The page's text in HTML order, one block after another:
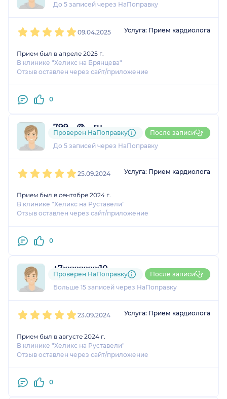
До 5 записей через НаПоправку
09.04.2025 Услуга: Прием кардиолога
Прием был в апреле 2025 г.
В клинике "Хеликс на Брянцева"
Отзыв оставлен через сайт/приложение
0
799....@....ru
1 оценка
До 5 записей через НаПоправку
Проверен НаПоправку После записи
25.09.2024 Услуга: Прием кардиолога
Прием был в сентябре 2024 г.
В клинике "Хеликс на Руставели"
Отзыв оставлен через сайт/приложение
0
+7xxxxxxxx10
2 отзываи 4 оценки
Больше 15 записей через НаПоправку
Проверен НаПоправку После записи
23.09.2024 Услуга: Прием кардиолога
Прием был в августе 2024 г.
В клинике "Хеликс на Руставели"
Отзыв оставлен через сайт/приложение
0